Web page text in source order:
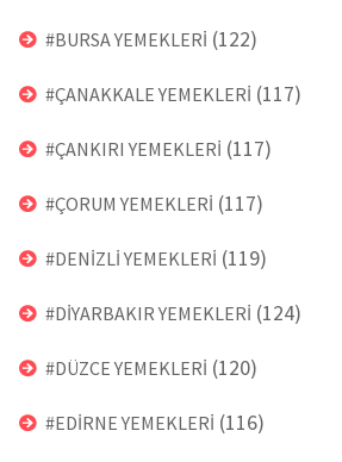
#BURSA YEMEKLERİ (122)
#ÇANAKKALE YEMEKLERİ (117)
#ÇANKIRI YEMEKLERİ (117)
#ÇORUM YEMEKLERİ (117)
#DENİZLİ YEMEKLERİ (119)
#DİYARBAKIR YEMEKLERİ (124)
#DÜZCE YEMEKLERİ (120)
#EDİRNE YEMEKLERİ (116)